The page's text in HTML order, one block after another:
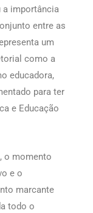
a importância
entre as
um
como a
educadora,
para ter
e Educação
o momento
e o
marcante
todo o